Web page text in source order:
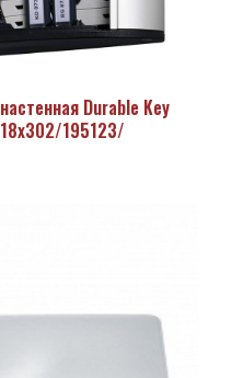
Durable Key
195123/